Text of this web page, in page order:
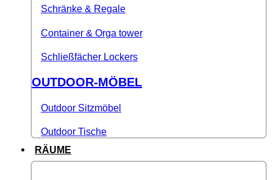
Schränke & Regale
Container & Orga tower
Schließfächer Lockers
OUTDOOR-MÖBEL
Outdoor Sitzmöbel
Outdoor Tische
RÄUME